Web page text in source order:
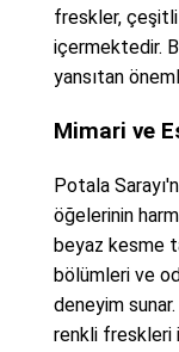
freskler,
içermektedir.
yansıtan
Mimari ve
Potala
öğelerinin
beyaz kesme
bölümleri ve
deneyim
renkli freskleri